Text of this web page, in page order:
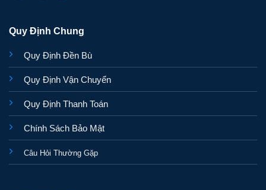
Quy Định Chung
Quy Định Đền Bù
Quy Định Vận Chuyển
Quy Định Thanh Toán
Chính Sách Bảo Mật
Câu Hỏi Thường Gặp